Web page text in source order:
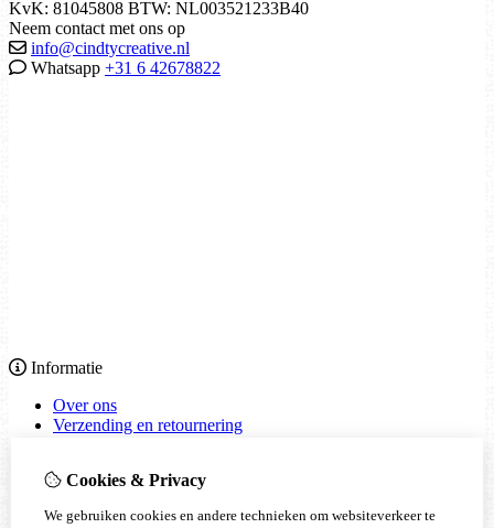
KvK: 81045808 BTW: NL003521233B40
Neem contact met ons op
info@cindtycreative.nl
Whatsapp +31 6 42678822
Informatie
Over ons
Verzending en retournering
Privacy
Cookies & Privacy
We gebruiken cookies en andere technieken om websiteverkeer te